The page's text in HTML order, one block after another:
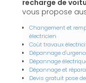
recharge de
vous propose
Changement et
électricien
Coût travaux
Dépannage
Dépannage
Dépannage et
Devis gratuit pose